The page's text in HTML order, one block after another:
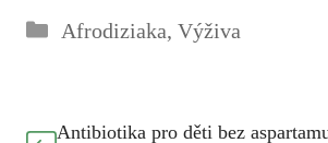
Rubriky
Afrodiziaka, Výživa
Antibiotika pro děti bez